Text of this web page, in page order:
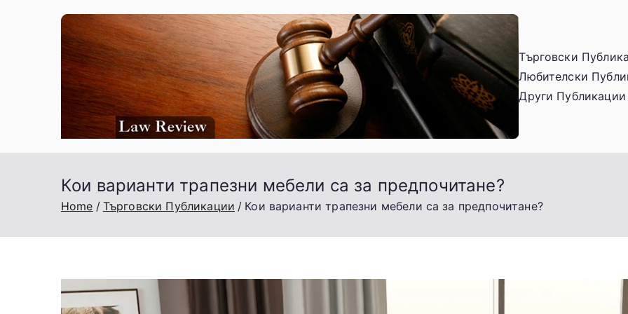
Law-
Търговско,
Търговски
Любителски
Други Публикации
Кои варианти трапезни мебели са за предпочитане?
Home Търговски Публикации Кои варианти трапезни мебели са за предпочитане?